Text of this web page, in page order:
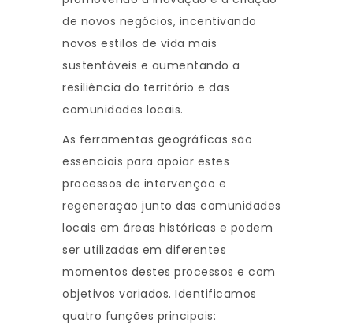
de novos negócios, incentivando
novos estilos de vida mais
sustentáveis e aumentando a
resiliência do território e das
comunidades locais.
As ferramentas geográficas são
essenciais para apoiar estes
processos de intervenção e
regeneração junto das comunidades
locais em áreas históricas e podem
ser utilizadas em diferentes
momentos destes processos e com
objetivos variados. Identificamos
quatro funções principais: